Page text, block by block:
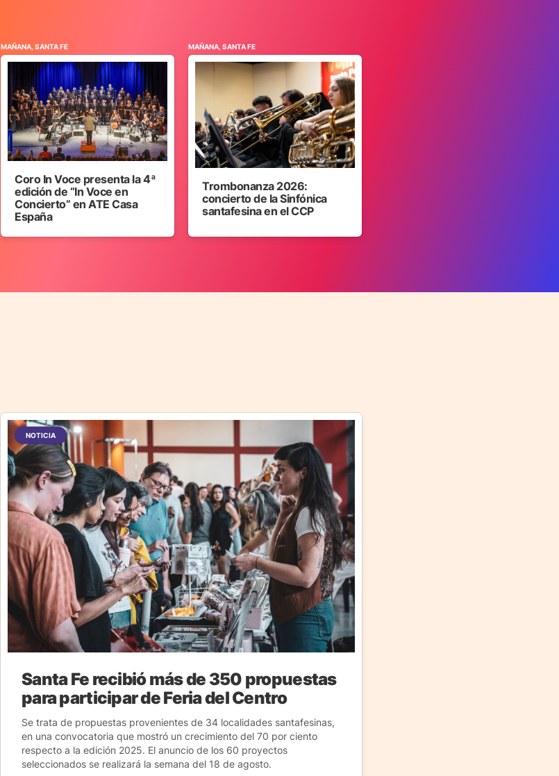
MAÑANA, SANTA FE
Coro In Voce presenta la 4ª
edición de “In Voce en
Concierto” en ATE Casa
España
MAÑANA, SANTA FE
Trombonanza 2026:
concierto de la Sinfónica
santafesina en el CCP
NOTICIA
Santa Fe recibió más de 350 propuestas
para participar de Feria del Centro
Se trata de propuestas provenientes de 34 localidades santafesinas,
en una convocatoria que mostró un crecimiento del 70 por ciento
respecto a la edición 2025. El anuncio de los 60 proyectos
seleccionados se realizará la semana del 18 de agosto.